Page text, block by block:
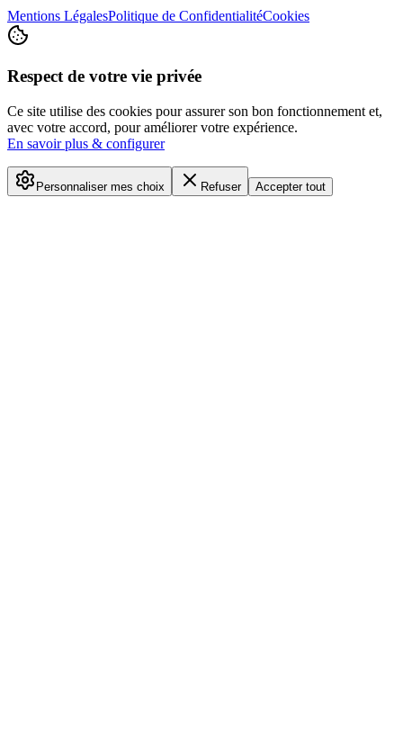
Mentions LégalesPolitique de ConfidentialitéCookies
Respect de votre vie privée
Ce site utilise des cookies pour assurer son bon fonctionnement et,
avec votre accord, pour améliorer votre expérience.
En savoir plus & configurer
Personnaliser mes choix Refuser Accepter tout